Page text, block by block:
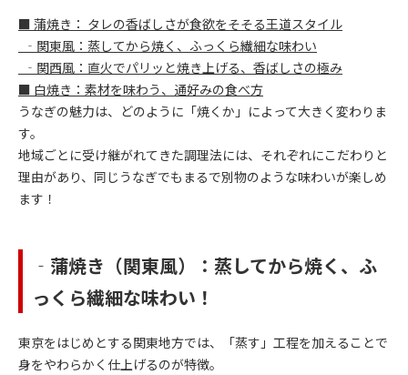
■ 蒲焼き： タレの香ばしさが食欲をそそる王道スタイル
‐関東風：蒸してから焼く、ふっくら繊細な味わい
‐関西風：直火でパリッと焼き上げる、香ばしさの極み
■ 白焼き：素材を味わう、通好みの食べ方
うなぎの魅力は、どのように「焼くか」によって大きく変わりま
す。
地域ごとに受け継がれてきた調理法には、それぞれにこだわりと
理由があり、同じうなぎでもまるで別物のような味わいが楽しめ
ます！
‐蒲焼き（関東風）：蒸してから焼く、ふ
っくら繊細な味わい！
東京をはじめとする関東地方では、「蒸す」工程を加えることで
身をやわらかく仕上げるのが特徴。